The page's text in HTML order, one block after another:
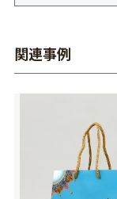
関連事例